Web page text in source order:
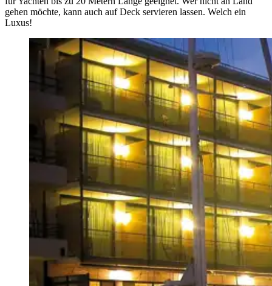
gehen möchte, kann auch auf Deck servieren lassen. Welch ein
Luxus!